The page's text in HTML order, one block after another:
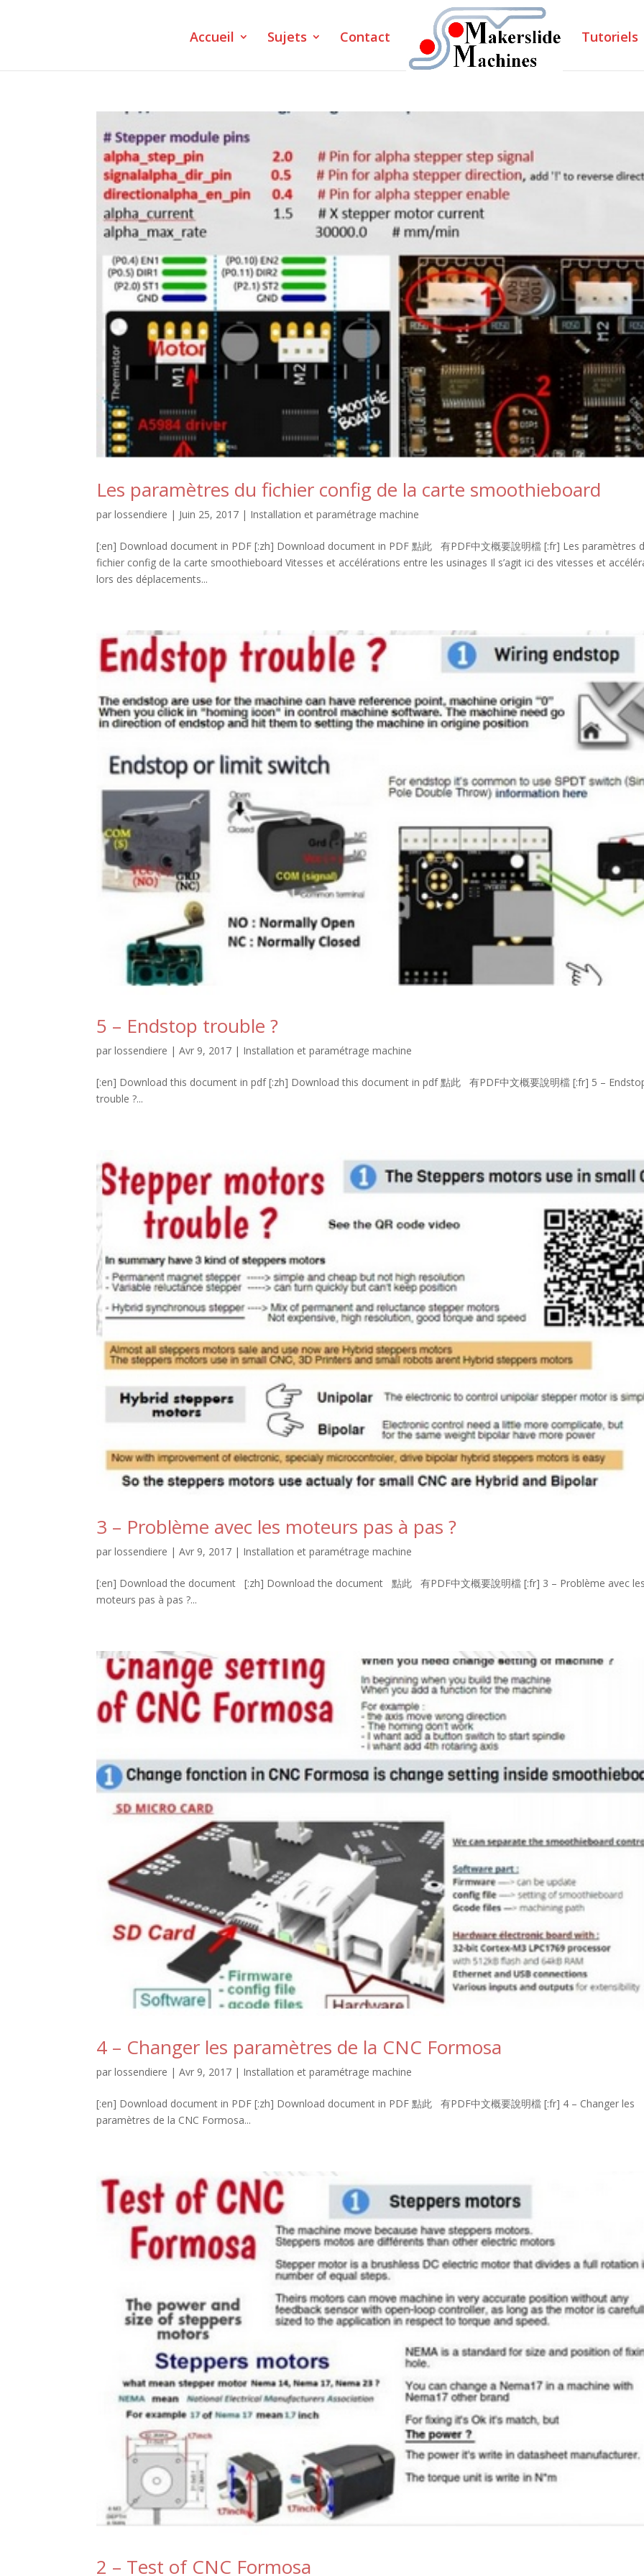
Accueil Sujets Contact Tutoriels
Les paramètres du fichier config de la carte smoothieboard
parlossendiere | Juin 25, 2017 | Installation et paramétrage machine
[:en] Download document in PDF [:zh] Download document in PDF 點此 有PDF中文概要說明檔 [:fr] Les paramètres
fichier config de la carte smoothieboard Vitesses et accélérations entre les usinages Il s’agit ici des vitesses et
lors des déplacements...
5 – Endstop trouble ?
parlossendiere |Avr 9, 2017 | Installation et paramétrage machine
[:en] Download this document in pdf [:zh] Download this document in pdf 點此 有PDF中文概要說明檔 [:fr] 5 –
trouble ?...
3 – Problème avec les moteurs pas à pas ?
parlossendiere |Avr 9, 2017 | Installation et paramétrage machine
[:en] Download the document [:zh] Download the document 點此 有PDF中文概要說明檔 [:fr] 3 – Problème avec
moteurs pas à pas ?...
4 – Changer les paramètres de la CNC Formosa
parlossendiere |Avr 9, 2017 | Installation et paramétrage machine
[:en] Download document in PDF [:zh] Download document in PDF 點此 有PDF中文概要說明檔 [:fr] 4 – Changer les
paramètres de la CNC Formosa...
2 – Test of CNC Formosa